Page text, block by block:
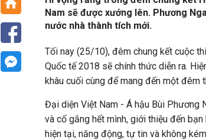
Nam sẽ được xướng lên. Phương
nước nhà thành tích mới.
Tối nay (25/10), đêm chung kết cuộc
Quốc tế 2018 sẽ chính thức diễn ra.
khâu cuối cùng để mang đến một đêm
Đại diện Việt Nam - Á hậu Bùi Phương
và cố gắng hết mình, giới thiệu đến
hiện tại, năng động, tự tin và không